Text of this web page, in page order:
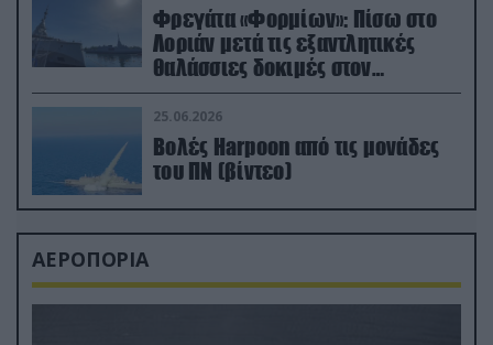
Φρεγάτα «Φορμίων»: Πίσω στο
Λοριάν μετά τις εξαντλητικές
θαλάσσιες δοκιμές στον
απαιτητικό Βισκαϊκό
25.06.2026
Βολές Harpoon από τις μονάδες
του ΠΝ (βίντεο)
ΑΕΡΟΠΟΡΙΑ